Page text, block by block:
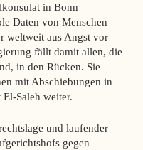
in Bonn
Daten von Menschen
weltweit aus Angst vor
fällt damit allen, die
in den Rücken. Sie
mit Abschiebungen in
Saleh weiter.
und laufender
gegen